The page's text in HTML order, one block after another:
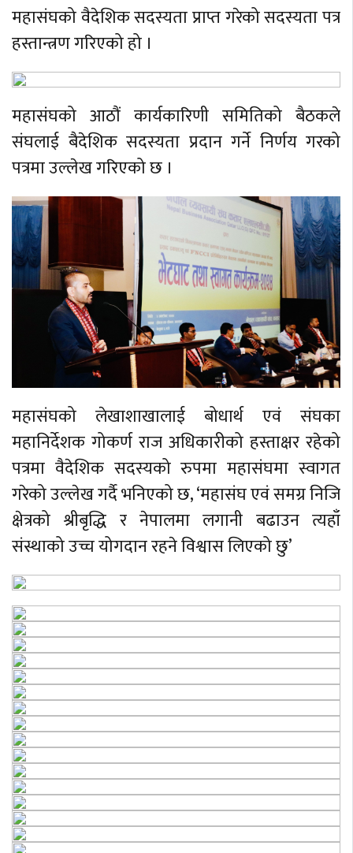
महासंघको वैदेशिक सदस्यता प्राप्त गरेको सदस्यता पत्र
हस्तान्त्रण गरिएको हो ।
महासंघको आठौं कार्यकारिणी समितिको बैठकले
संघलाई बैदेशिक सदस्यता प्रदान गर्ने निर्णय गरको
पत्रमा उल्लेख गरिएको छ ।
महासंघको लेखाशाखालाई बोधार्थ एवं संघका
महानिर्देशक गोकर्ण राज अधिकारीको हस्ताक्षर रहेको
पत्रमा वैदेशिक सदस्यको रुपमा महासंघमा स्वागत
गरेको उल्लेख गर्दै भनिएको छ, ‘महासंघ एवं समग्र निजि
क्षेत्रको श्रीबृद्धि र नेपालमा लगानी बढाउन त्यहाँ
संस्थाको उच्च योगदान रहने विश्वास लिएको छु’